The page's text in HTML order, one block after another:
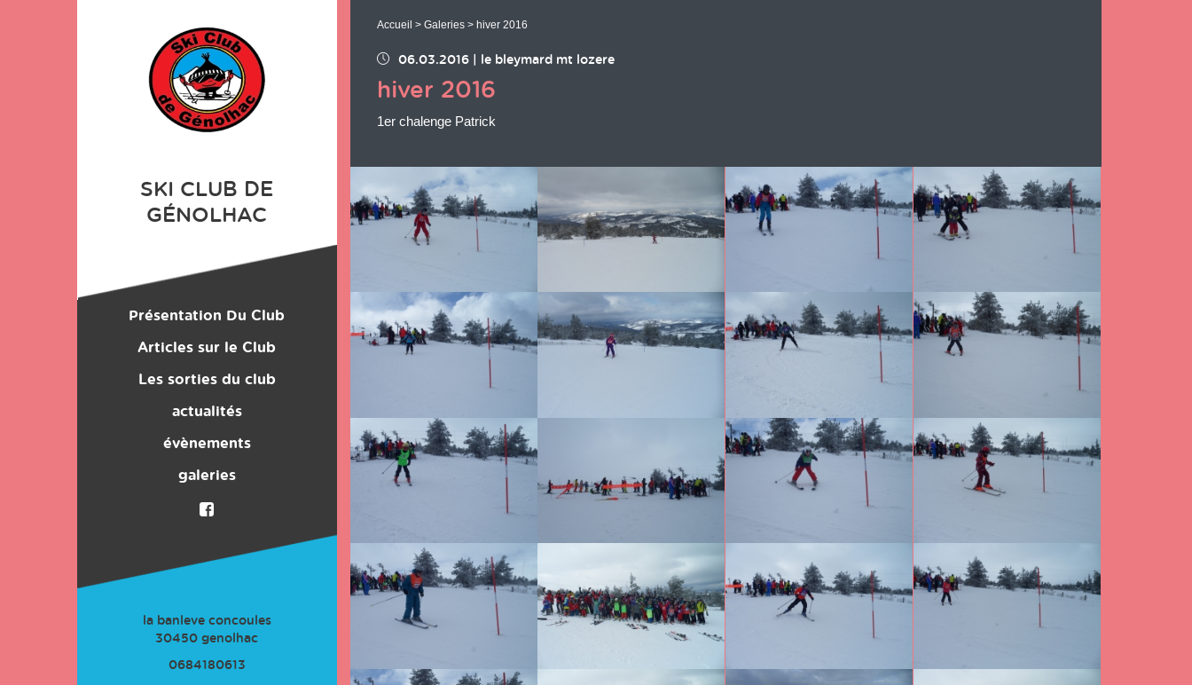
SKI CLUB DE
GÉNOLHAC
Présentation Du Club
Location du Matériel
Les Monos
Les Activités du club
Adhésion
Articles sur le Club
Les sorties du club
actualités
évènements
galeries
la banleve concoules
30450 genolhac
0684180613
Accueil > Galeries> hiver 2016
06.03.2016 le bleymard mt lozere
hiver 2016
1er chalenge Patrick
Chargement des images en cours...